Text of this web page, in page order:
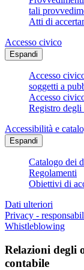
tali
Atti di
Accesso civico
Espandi
Accesso
soggetti a
Accesso
Registro degli
Accessibilità e
Espandi
Catalogo dei
Regolamenti
Obiettivi di
Dati ulteriori
Privacy -
Whistleblowing
Relazioni degli
contabile